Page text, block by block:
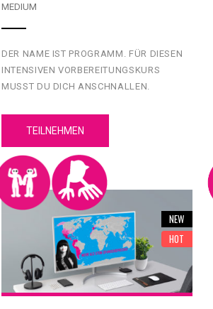
MEDIUM
DER NAME IST PROGRAMM. FÜR DIESEN
INTENSIVEN VORBEREITUNGSKURS
MUSST DU DICH ANSCHNALLEN.
LERNPFAD BEKOMMST DU HIER AUCH
IN EINER WOCHE FIT FÜRS ABI!
TEILNEHMEN
NEW
HOT